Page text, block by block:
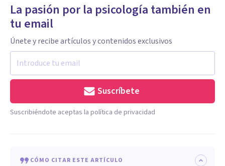
La pasión por la psicología también en
tu email
Únete y recibe artículos y contenidos exclusivos
Suscríbete
Suscribiéndote aceptas la política de privacidad
CÓMO CITAR ESTE ARTÍCULO